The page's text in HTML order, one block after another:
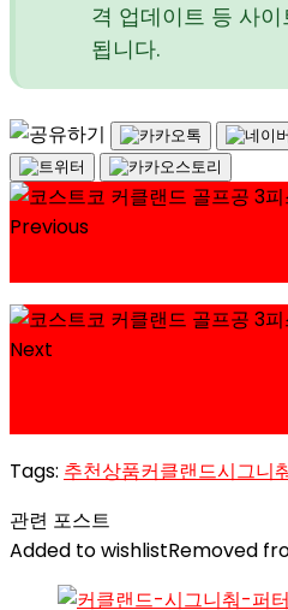
격 업데이트 등 사
됩니다.
Previous
Next
Tags: 추천상품커클랜드시그니
관련 포스트
Added to wishlistRemoved